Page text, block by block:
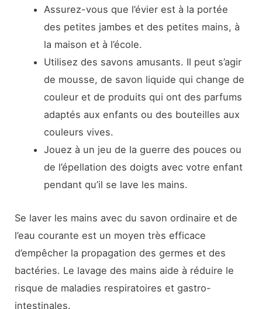
Assurez-vous que l’évier est à la portée
des petites jambes et des petites mains, à
la maison et à l’école.
Utilisez des savons amusants. Il peut s’agir
de mousse, de savon liquide qui change de
couleur et de produits qui ont des parfums
adaptés aux enfants ou des bouteilles aux
couleurs vives.
Jouez à un jeu de la guerre des pouces ou
de l’épellation des doigts avec votre enfant
pendant qu’il se lave les mains.
Se laver les mains avec du savon ordinaire et de
l’eau courante est un moyen très efficace
d’empêcher la propagation des germes et des
bactéries. Le lavage des mains aide à réduire le
risque de maladies respiratoires et gastro-
intestinales.